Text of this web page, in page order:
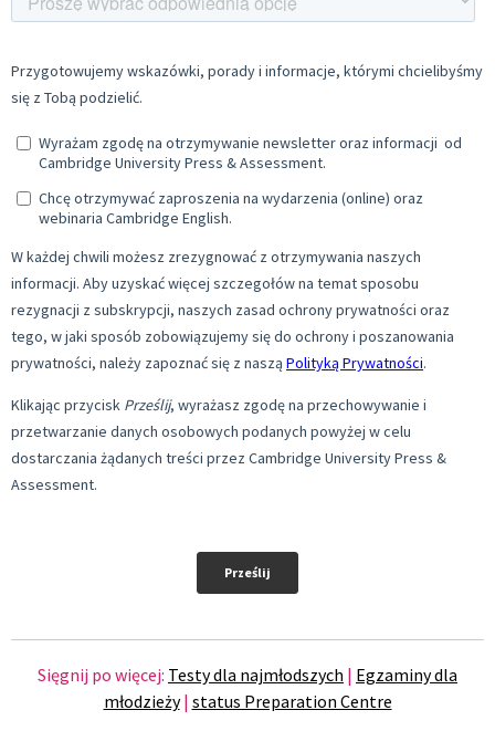
Sięgnij po więcej: Testy dla najmłodszych | Egzaminy dla
młodzieży| status Preparation Centre